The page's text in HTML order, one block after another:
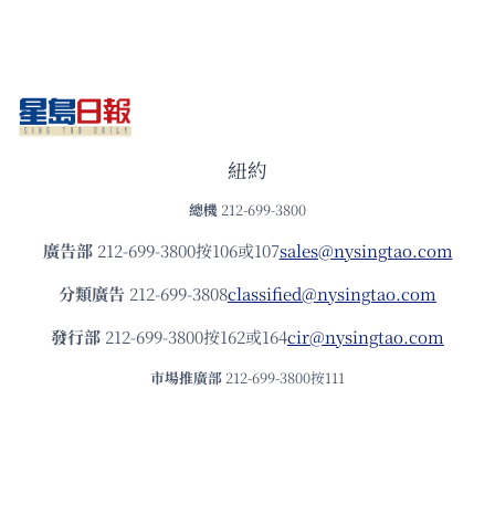
紐約
總機 212-699-3800
廣告部212-699-3800按106或107sales@nysingtao.com
分類廣告 212-699-3808classified@nysingtao.com
發⾏部 212-699-3800按162或164cir@nysingtao.com
市場推廣部 212-699-3800按111